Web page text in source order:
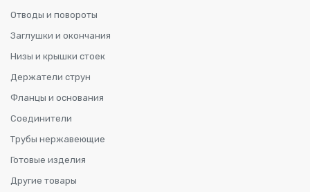
Отводы и повороты
Заглушки и окончания
Низы и крышки стоек
Держатели струн
Фланцы и основания
Соединители
Трубы нержавеющие
Готовые изделия
Другие товары